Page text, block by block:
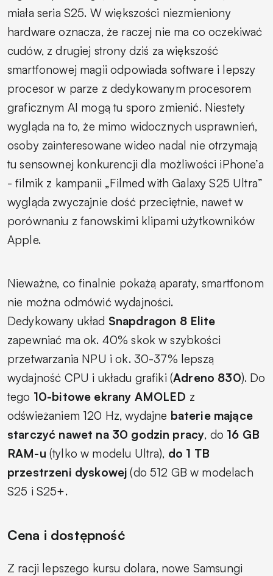
miała seria S25. W większości niezmieniony
hardware oznacza, że raczej nie ma co oczekiwać
cudów, z drugiej strony dziś za większość
smartfonowej magii odpowiada software i lepszy
procesor w parze z dedykowanym procesorem
graficznym AI mogą tu sporo zmienić. Niestety
wygląda na to, że mimo widocznych usprawnień,
osoby zainteresowane wideo nadal nie otrzymają
tu sensownej konkurencji dla możliwości iPhone’a
- filmik z kampanii „Filmed with Galaxy S25 Ultra”
wygląda zwyczajnie dość przeciętnie, nawet w
porównaniu z fanowskimi klipami użytkowników
Apple.
Nieważne, co finalnie pokażą aparaty, smartfonom
nie można odmówić wydajności.
Dedykowany układ Snapdragon 8 Elite
zapewniać ma ok. 40% skok w szybkości
przetwarzania NPU i ok. 30-37% lepszą
wydajność CPU i układu grafiki (Adreno 830). Do
tego 10-bitowe ekrany AMOLED z
odświeżaniem 120 Hz, wydajne baterie mające
starczyć nawet na 30 godzin pracy, do 16 GB
RAM-u (tylko w modelu Ultra), do 1 TB
przestrzeni dyskowej (do 512 GB w modelach
S25 i S25+.
Cena i dostępność
Z racji lepszego kursu dolara, nowe Samsungi